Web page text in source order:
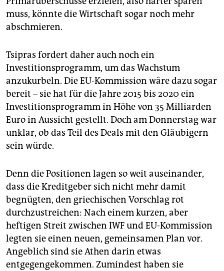
muss, könnte die Wirtschaft sogar noch mehr
abschmieren.
Tsipras fordert daher auch noch ein
Investitionsprogramm, um das Wachstum
anzukurbeln. Die EU-Kommission wäre dazu sogar
bereit – sie hat für die Jahre 2015 bis 2020 ein
Investitionsprogramm in Höhe von 35 Milliarden
Euro in Aussicht gestellt. Doch am Donnerstag war
unklar, ob das Teil des Deals mit den Gläubigern
sein würde.
Denn die Positionen lagen so weit auseinander,
dass die Kreditgeber sich nicht mehr damit
begnügten, den griechischen Vorschlag rot
durchzustreichen: Nach einem kurzen, aber
heftigen Streit zwischen IWF und EU-Kommission
legten sie einen neuen, gemeinsamen Plan vor.
Angeblich sind sie Athen darin etwas
entgegengekommen. Zumindest haben sie